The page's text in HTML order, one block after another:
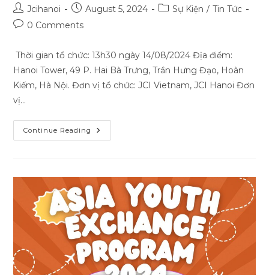
Post
author:
Jcihanoi
Post
published:
August 5, 2024
PostSự Kiện / Tin Tức
Post0 Comments
Thời gian tổ chức: 13h30 ngày 14/08/2024 Địa điểm:
Hanoi Tower, 49 P. Hai Bà Trưng, Trần Hưng Đạo, Hoàn
Kiếm, Hà Nội. Đơn vị tổ chức: JCI Vietnam, JCI Hanoi Đơn
vị…
Continue Reading CHUYỂN
DỊCH
ĐÓN
ĐẦU
XU
HƯỚNG
ĐỂ
BỨT
TỐC